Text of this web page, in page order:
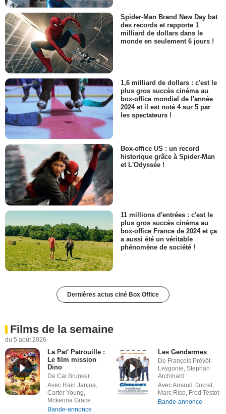
Spider-Man Brand New Day bat
des records et rapporte 1
milliard de dollars dans le
monde en seulement 6 jours !
1,6 milliard de dollars : c'est le
plus gros succès cinéma au
box-office mondial de l'année
2024 et il est noté 4 sur 5 par
les spectateurs !
Box-office US : un record
historique grâce à Spider-Man
et L'Odyssée !
11 millions d'entrées : c'est le
plus gros succès cinéma au
box-office France de 2024 et ça
a aussi été un véritable
phénomène de société !
Dernières actus ciné Box Office
Films de la semaine
du 5 août 2026
La Pat' Patrouille :
Le film mission
Dino
De Cal Brunker
Avec Rain Janjua,
Carter Young,
Mckenna Grace
Bande-annonce
Les Gendarmes
De François Prévôt-
Leygonie, Stephan
Archinard
Avec Arnaud Ducret,
Marc Riso, Fred Testot
Bande-annonce